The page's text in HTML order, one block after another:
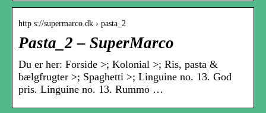
http s://supermarco.dk › pasta_2
Pasta_2 – SuperMarco
Du er her: Forside >; Kolonial >; Ris, pasta &
bælgfrugter >; Spaghetti >; Linguine no. 13. God
pris. Linguine no. 13. Rummo …